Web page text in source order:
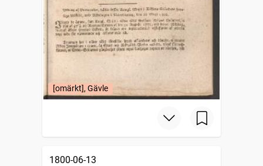
[omärkt], Gävle
1800-06-13